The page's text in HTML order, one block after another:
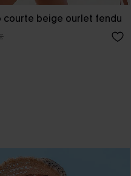
courte beige ourlet fendu